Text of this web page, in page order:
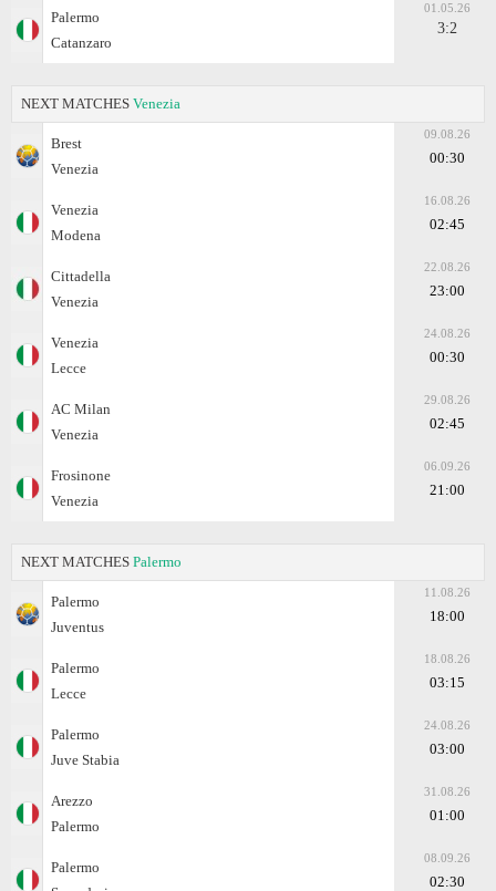
Palermo
Catanzaro
01.05.26
3:2
NEXT MATCHES Venezia
Brest
Venezia
09.08.26
00:30
Venezia
Modena
16.08.26
02:45
Cittadella
Venezia
22.08.26
23:00
Venezia
Lecce
24.08.26
00:30
AC Milan
Venezia
29.08.26
02:45
Frosinone
Venezia
06.09.26
21:00
NEXT MATCHES Palermo
Palermo
Juventus
11.08.26
18:00
Palermo
Lecce
18.08.26
03:15
Palermo
Juve Stabia
24.08.26
03:00
Arezzo
Palermo
31.08.26
01:00
Palermo
08.09.26
02:30